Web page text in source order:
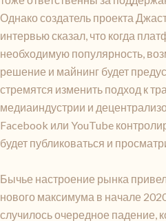
Однако создатель проекта
интервью сказал, что когда
необходимую популярность,
решение и майнинг будет
стремятся изменить подход к
медиаиндустрии и
Facebook или YouTube
будет публиковаться и
Бычье настроение рынка
нового максимума в начале
случилось очередное падение,